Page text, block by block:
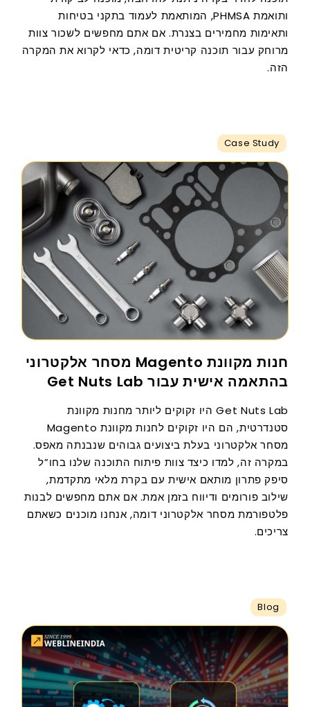
ותואמת PHMSA, המותאמת לעמוד בתקני בטיחות
ותאימות מחמירים בצנרת. אם אתם מחפשים לשכור צוות
מרוחק עבור תוכנה קריטית דומה, כדאי לקרוא את המקרה
הזה.
Case Study
חנות מקוונת Magento מסחר אלקטרוני
בהתאמה אישית עבור Get Nuts Lab
Get Nuts Lab היו זקוקים ליותר מחנות מקוונת
סטנדרטית, הם היו זקוקים לחנות מקוונת Magento
מסחר אלקטרוני בעלת ביצועים גבוהים שנבנתה מאפס.
במקרה זה, למדו כיצד צוות פיתוח התוכנה שלנו בחו”ל
סיפק פתרון מותאם אישית עם בקרת מלאי מתקדמת,
שילוב פורומים ודיווח בזמן אמת. אם אתם מחפשים לבנות
פלטפורמת מסחר אלקטרוני דומה, אנחנו מוכנים כשאתם
צריכים.
Blog